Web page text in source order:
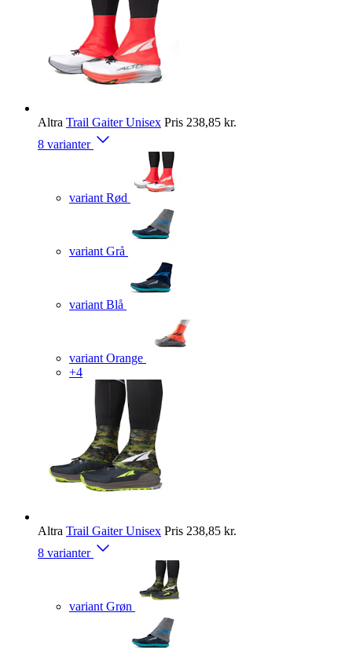
Altra Trail Gaiter Unisex Pris 238,85 kr.
8 varianter
variant Rød
variant Grå
variant Blå
variant Orange
+4
Altra Trail Gaiter Unisex Pris 238,85 kr.
8 varianter
variant Grøn